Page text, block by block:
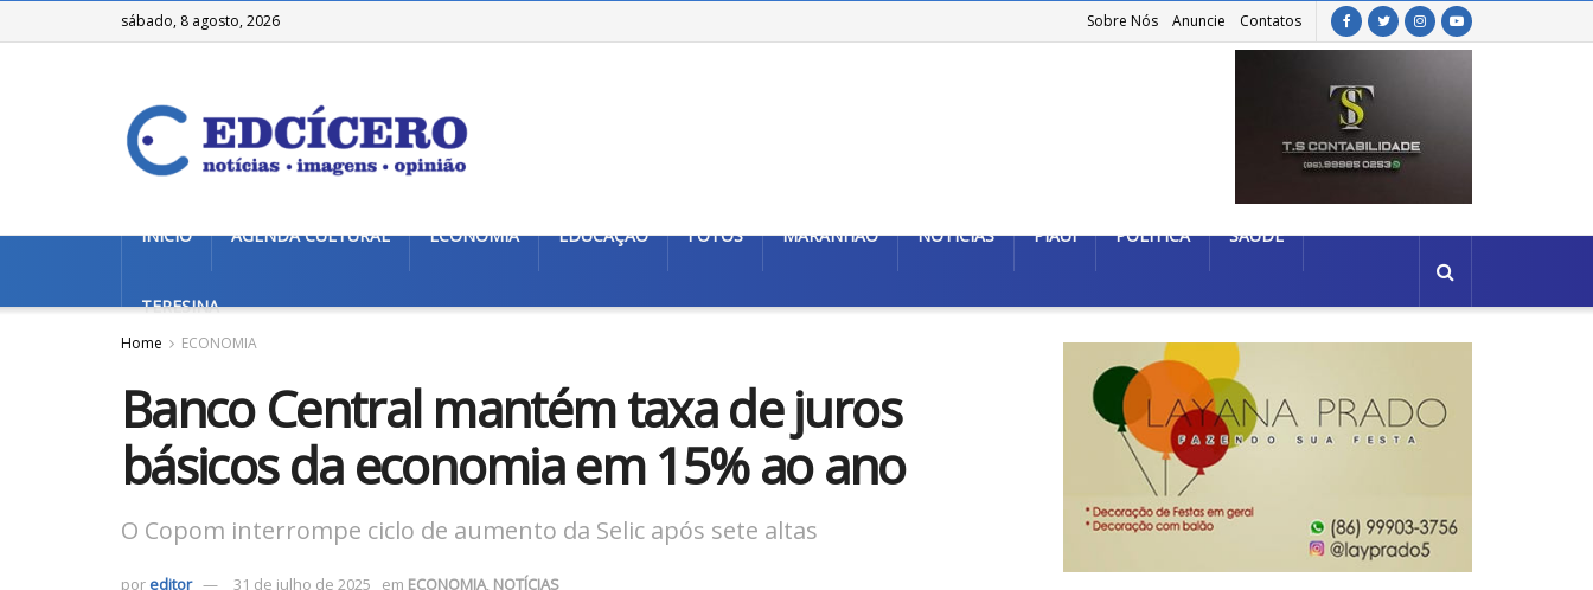
sábado, 8 agosto, 2026 Sobre Nós Anuncie Contatos
INÍCIO AGENDA CULTURAL ECONOMIA EDUCAÇÃO FOTOS MARANHÃO NOTÍCIAS PIAUÍ POLÍTICA SAÚDE
TERESINA
Home ECONOMIA
Banco Central mantém taxa de juros
básicos da economia em 15% ao ano
O Copom interrompe ciclo de aumento da Selic após sete altas
por editor 31 de julho de 2025 em ECONOMIA, NOTÍCIAS